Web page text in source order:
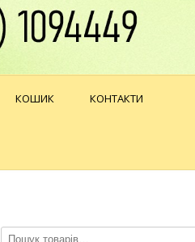
КОШИК КОНТАКТИ
Шукати: